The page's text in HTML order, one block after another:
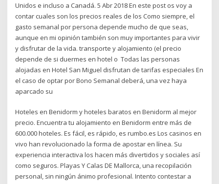
Unidos e incluso a Canadá. 5 Abr 2018 En este post os voy a
contar cuales son los precios reales de los Como siempre, el
gasto semanal por persona depende mucho de que seas,
aunque en mi opinión también son muy importantes para vivir
y disfrutar de la vida. transporte y alojamiento (el precio
depende de si duermes en hotel o Todas las personas
alojadas en Hotel San Miguel disfrutan de tarifas especiales En
el caso de optar por Bono Semanal deberá, una vez haya
aparcado su
Hoteles en Benidorm y hoteles baratos en Benidorm al mejor
precio. Encuentra tu alojamiento en Benidorm entre más de
600.000 hoteles. Es fácil, es rápido, es rumbo.es Los casinos en
vivo han revolucionado la forma de apostar en línea. Su
experiencia interactiva los hacen más divertidos y sociales así
como seguros. Playas Y Calas DE Mallorca, una recopilación
personal, sin ningún ánimo profesional. Intento contestar a